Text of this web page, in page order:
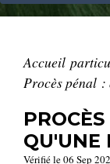
Accueil
Procès pénal
QU'UNE
Vérifié le 06 Sep